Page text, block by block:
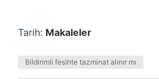
Tarih: Makaleler
Bildirimli fesihte tazminat alınır mı